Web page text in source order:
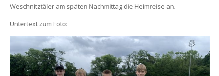
Weschnitztäler am späten Nachmittag die Heimreise an.
Untertext zum Foto: